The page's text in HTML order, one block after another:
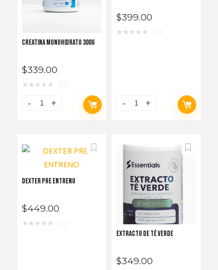
CREATINA MONOHIDRATO 300G
$339.00
★★★★★
$399.00
★★★★★
DEXTER PRE ENTRENO
$449.00
★★★★★
EXTRACTO DE TÉ VERDE
$349.00